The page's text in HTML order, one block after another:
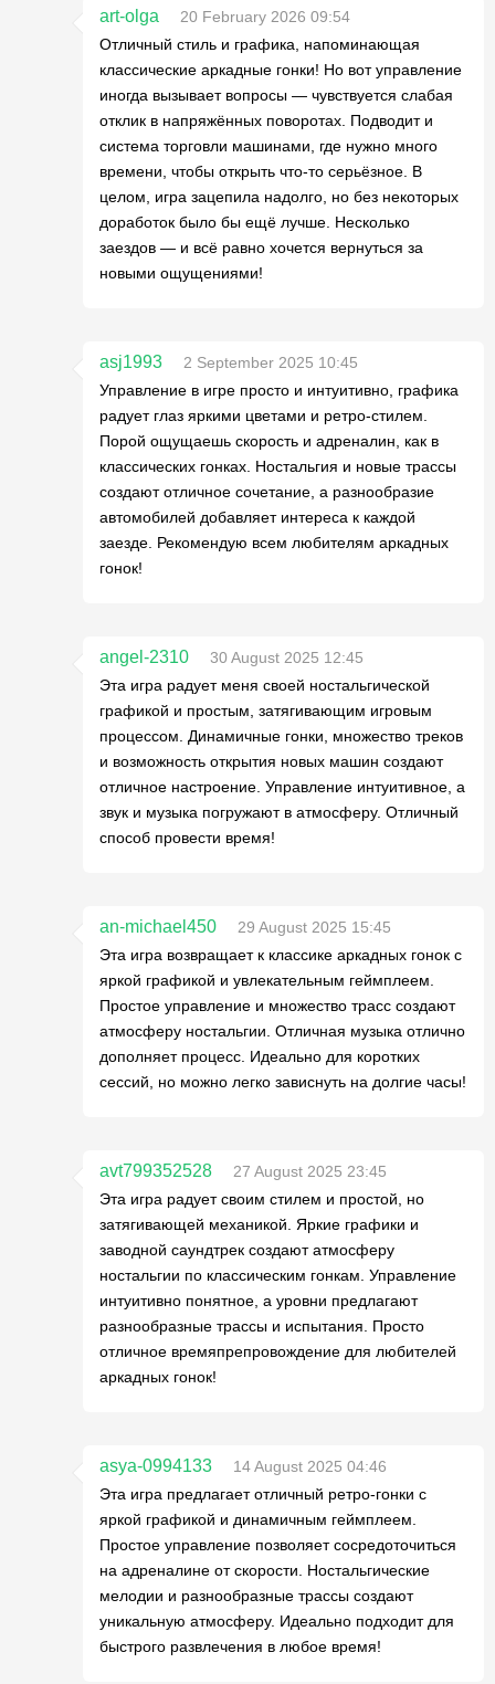
art-olga
20 February 2026 09:54
Отличный стиль и графика, напоминающая
классические аркадные гонки! Но вот управление
иногда вызывает вопросы — чувствуется слабая
отклик в напряжённых поворотах. Подводит и
система торговли машинами, где нужно много
времени, чтобы открыть что-то серьёзное. В
целом, игра зацепила надолго, но без некоторых
доработок было бы ещё лучше. Несколько
заездов — и всё равно хочется вернуться за
новыми ощущениями!
asj1993
2 September 2025 10:45
Управление в игре просто и интуитивно, графика
радует глаз яркими цветами и ретро-стилем.
Порой ощущаешь скорость и адреналин, как в
классических гонках. Ностальгия и новые трассы
создают отличное сочетание, а разнообразие
автомобилей добавляет интереса к каждой
заезде. Рекомендую всем любителям аркадных
гонок!
angel-2310
30 August 2025 12:45
Эта игра радует меня своей ностальгической
графикой и простым, затягивающим игровым
процессом. Динамичные гонки, множество треков
и возможность открытия новых машин создают
отличное настроение. Управление интуитивное, а
звук и музыка погружают в атмосферу. Отличный
способ провести время!
an-michael450
29 August 2025 15:45
Эта игра возвращает к классике аркадных гонок с
яркой графикой и увлекательным геймплеем.
Простое управление и множество трасс создают
атмосферу ностальгии. Отличная музыка отлично
дополняет процесс. Идеально для коротких
сессий, но можно легко зависнуть на долгие часы!
avt799352528
27 August 2025 23:45
Эта игра радует своим стилем и простой, но
затягивающей механикой. Яркие графики и
заводной саундтрек создают атмосферу
ностальгии по классическим гонкам. Управление
интуитивно понятное, а уровни предлагают
разнообразные трассы и испытания. Просто
отличное времяпрепровождение для любителей
аркадных гонок!
asya-0994133
14 August 2025 04:46
Эта игра предлагает отличный ретро-гонки с
яркой графикой и динамичным геймплеем.
Простое управление позволяет сосредоточиться
на адреналине от скорости. Ностальгические
мелодии и разнообразные трассы создают
уникальную атмосферу. Идеально подходит для
быстрого развлечения в любое время!